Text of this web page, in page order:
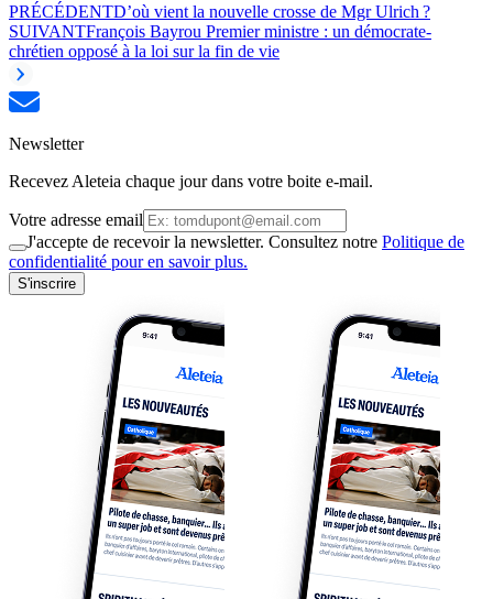
PRÉCÉDENTD’où vient la nouvelle crosse de Mgr Ulrich ?
SUIVANTFrançois Bayrou Premier ministre : un démocrate-
chrétien opposé à la loi sur la fin de vie
Newsletter
Recevez Aleteia chaque jour dans votre boite e-mail.
Votre adresse email
J'accepte de recevoir la newsletter. Consultez notre Politique de
confidentialité pour en savoir plus.
S'inscrire